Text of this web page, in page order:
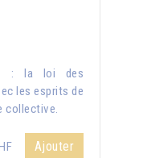
: la loi des
les esprits de
collective.
Ajouter